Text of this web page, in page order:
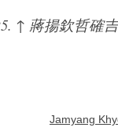
↑ 蔣揚欽哲確
Jamyang